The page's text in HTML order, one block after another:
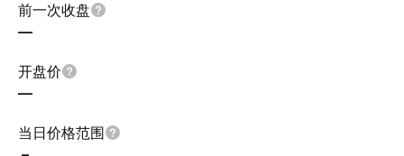
前一次收盘
—
开盘价
—
当日价格范围